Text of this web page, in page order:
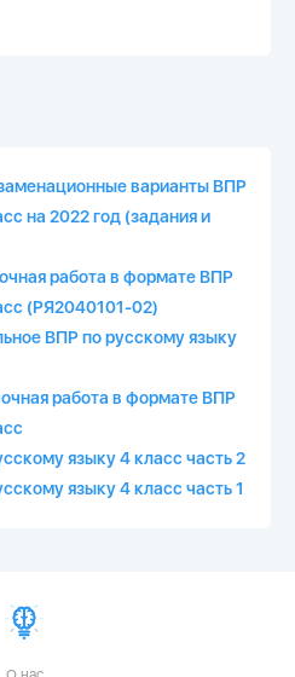
варианты ВПР
на 2022 год (задания и
работа в формате ВПР
(РЯ2040101-02)
ВПР по русскому языку
работа в формате ВПР
языку 4 класс часть 2
языку 4 класс часть 1